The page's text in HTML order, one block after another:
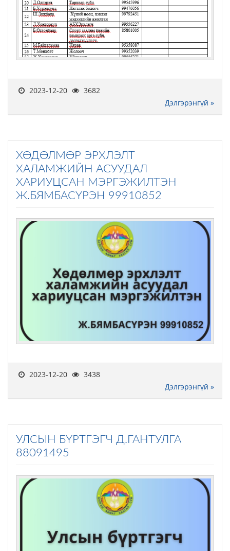
2023-12-20
3682
Дэлгэрэнгүй »
ХӨДӨЛМӨР ЭРХЛЭЛТ
ХАЛАМЖИЙН АСУУДАЛ
ХАРИУЦСАН МЭРГЭЖИЛТЭН
Ж.БЯМБАСҮРЭН 99910852
2023-12-20
3438
Дэлгэрэнгүй »
УЛСЫН БҮРТГЭГЧ Д.ГАНТУЛГА
88091495